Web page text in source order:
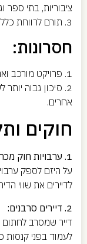
ציבוריות, בתי ספר
3. תורם לרווחת כלל התושבים בעיר ולא רק לדיירי המתחם.
חסרונות:
1. פרויקט מורכב וארוך (7-10 שנים בממוצע).
2. סיכון גבוה
אחרים.
חוקים
1. ערבויות חוק מכר:
לדיירים את שווי
2. דיירים סרבנים:
דייר שמסרב לחתום
לעמוד בפני קנסות